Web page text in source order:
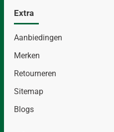
Extra
Aanbiedingen
Merken
Retourneren
Sitemap
Blogs